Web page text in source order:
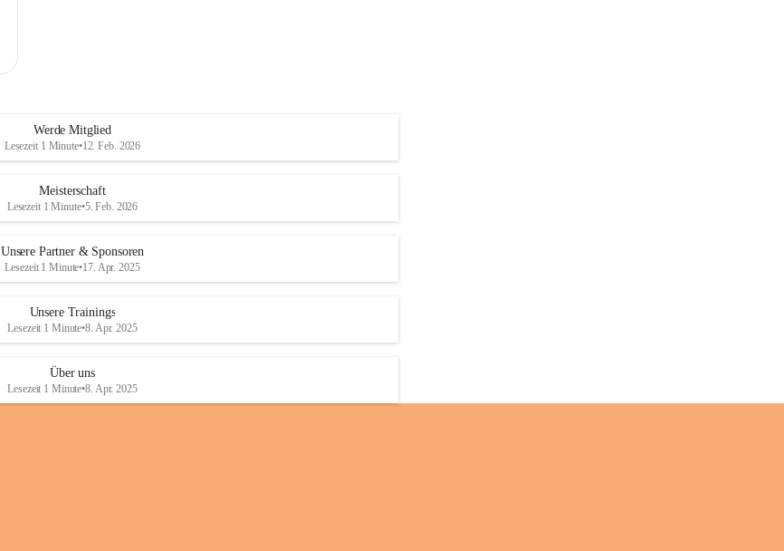
Werde Mitglied
Lesezeit 1 Minute•12. Feb. 2026
Meisterschaft
Lesezeit 1 Minute•5. Feb. 2026
Unsere Partner & Sponsoren
Lesezeit 1 Minute•17. Apr. 2025
Unsere Trainings
Lesezeit 1 Minute•8. Apr. 2025
Über uns
Lesezeit 1 Minute•8. Apr. 2025